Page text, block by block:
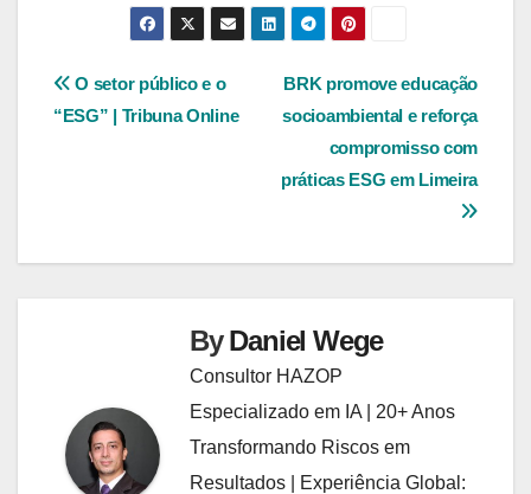
Navegação
BRK promove educação
socioambiental e reforça
compromisso com
práticas ESG em Limeira
O setor público e o
“ESG” | Tribuna Online
ByDaniel Wege
Consultor HAZOP
Especializado em IA | 20+ Anos
Transformando Riscos em
Resultados | Experiência Global: